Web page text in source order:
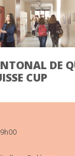
DE VIE
DE
CUP